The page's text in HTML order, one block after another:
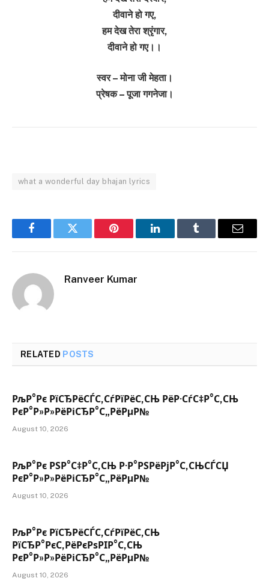
दीवाने हो गए,
हम देख तेरा श्रृंगार,
दीवाने हो गए।।
स्वर – मोना जी मेहता।
प्रेषक – पूजा गगनेजा।
what a wonderful day bhajan lyrics
FacebookTwitter Pinterest LinkedInTumblr Email
Ranveer Kumar
RELATED POSTS
РљР°Рє РїСЂРёСЃС‚СѓРїРёС‚СЊ РёР·СѓС‡Р°С‚СЊ
РєР°Р»Р»РёРіСЂР°С„РёРµР№
August 10, 2026
РљР°Рє РЅР°С‡Р°С‚СЊ Р·Р°РЅРёРјР°С‚СЊСЃСЏ
РєР°Р»Р»РёРіСЂР°С„РёРµР№
August 10, 2026
РљР°Рє РїСЂРёСЃС‚СѓРїРёС‚СЊ
РїСЂР°РєС‚РёРєРѕРІР°С‚СЊ
РєР°Р»Р»РёРіСЂР°С„РёРµР№
August 10, 2026